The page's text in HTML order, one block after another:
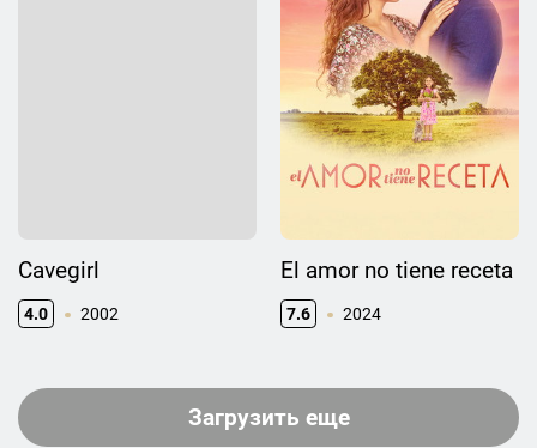
Cavegirl
4.0 2002
El amor no tiene receta
7.6 2024
Загрузить еще